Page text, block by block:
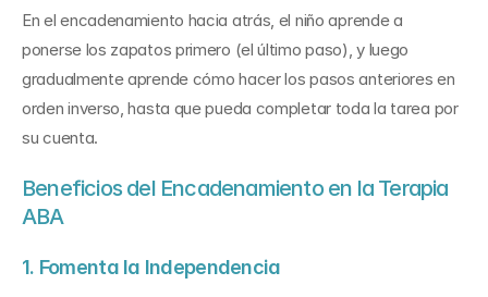
En el encadenamiento hacia atrás, el niño aprende a
ponerse los zapatos primero (el último paso), y luego
gradualmente aprende cómo hacer los pasos anteriores en
orden inverso, hasta que pueda completar toda la tarea por
su cuenta.
Beneficios del Encadenamiento en la Terapia
ABA
1. Fomenta la Independencia